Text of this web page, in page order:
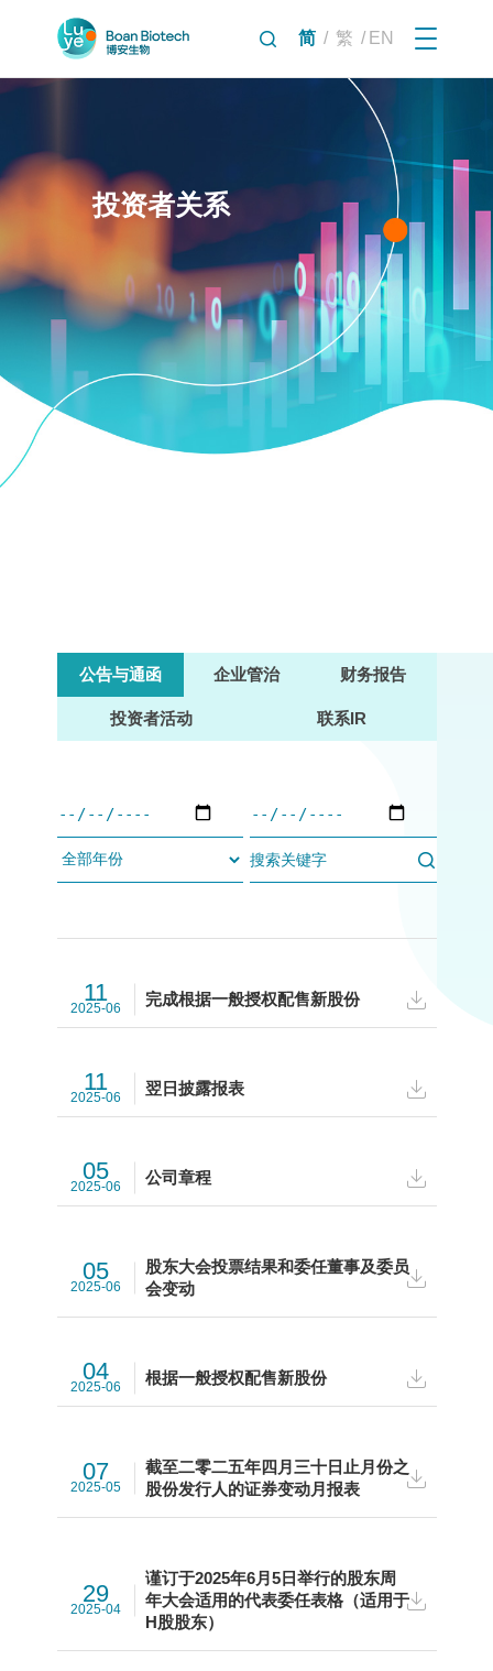
简 / 繁 / EN
投资者关系
公告与通函 企业管治 财务报告
投资者活动 联系IR
11
2025-06 完成根据一般授权配售新股份
11
2025-06 翌日披露报表
05
2025-06 公司章程
05
2025-06
股东大会投票结果和委任董事及委员
会变动
04
2025-06 根据一般授权配售新股份
07
2025-05
截至二零二五年四月三十日止月份之
股份发行人的证券变动月报表
29
2025-04
谨订于2025年6月5日举行的股东周
年大会适用的代表委任表格（适用于
H股股东）